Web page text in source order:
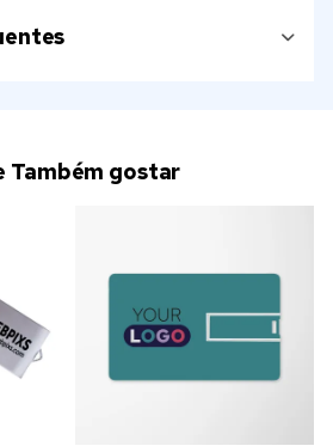
Também gostar